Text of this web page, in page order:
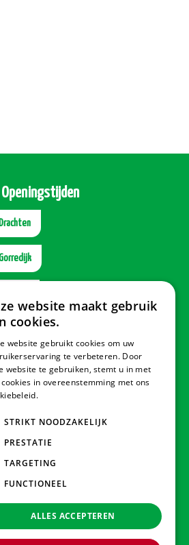
website maakt gebruik
cookies.
website gebruikt cookies om uw
te verbeteren. Door
website te gebruiken, stemt u in met
in overeenstemming met ons
STRIKT NOODZAKELIJK
PRESTATIE
TARGETING
FUNCTIONEEL
ALLES ACCEPTEREN